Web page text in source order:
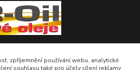
775 113 255
: 774 993 479
zpříjemnění používání webu, analytické
souhlasu také pro účely cílení reklamy